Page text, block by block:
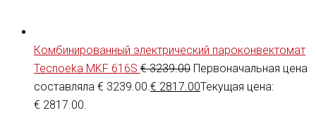
Комбинированный электрический пароконвектомат
Tecnoeka MKF 616S €3239.00 Первоначальная цена
составляла € 3239.00.€ 2817.00Текущая цена:
€ 2817.00.